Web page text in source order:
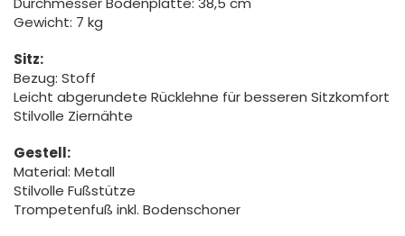
Gewicht: 7 kg
Sitz:
Bezug: Stoff
Leicht abgerundete Rücklehne für besseren Sitzkomfort
Stilvolle Ziernähte
Gestell:
Material: Metall
Stilvolle Fußstütze
Trompetenfuß inkl. Bodenschoner